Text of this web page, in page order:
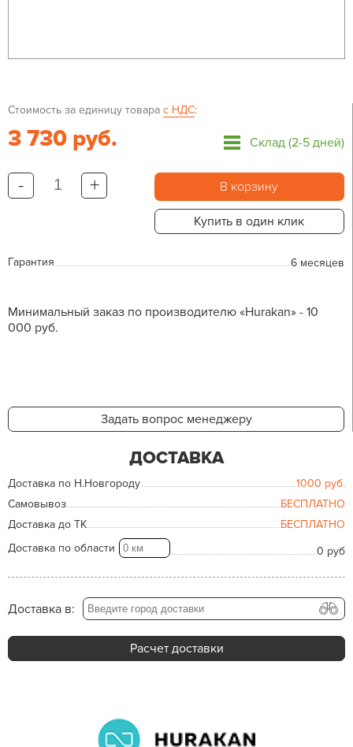
Стоимость за единицу товара с НДС:
3 730 руб. Склад (2-5 дней)
- + В корзину
Купить в один клик
Гарантия 6 месяцев
Минимальный заказ по производителю «Hurakan» - 10
000 руб.
Задать вопрос менеджеру
ДОСТАВКА
Доставка по Н.Новгороду 1000 руб.
Самовывоз
БЕСПЛАТНО
Доставка до ТК
БЕСПЛАТНО
Доставка по области
0 руб
Доставка в:
Расчет доставки